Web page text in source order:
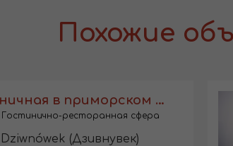
Похожие
Горничная в приморском отеле
Гостинично-ресторанная сфера
Dziwnówek (Дзивнувек)